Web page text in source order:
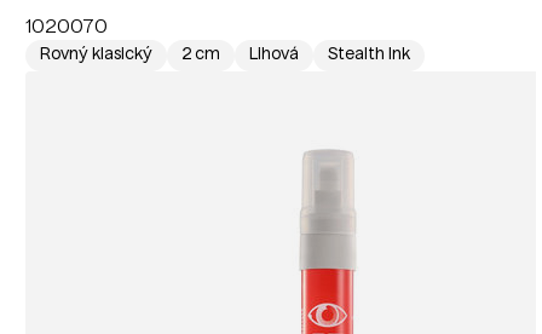
1020070
Rovný klasický 2 cm Lihová Stealth Ink